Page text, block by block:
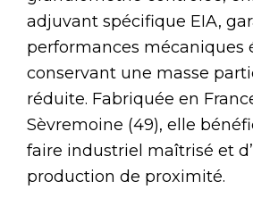
adjuvant spécifique EIA,
performances mécaniques
conservant une masse
réduite. Fabriquée en
Sèvremoine (49), elle
faire industriel maîtrisé et
production de proximité.